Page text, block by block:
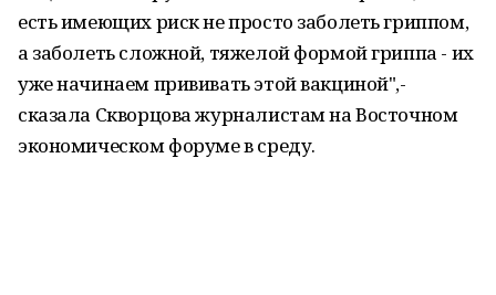
есть имеющих риск не просто заболеть гриппом,
а заболеть сложной, тяжелой формой гриппа - их
уже начинаем прививать этой вакциной",-
сказала Скворцова журналистам на Восточном
экономическом форуме в среду.